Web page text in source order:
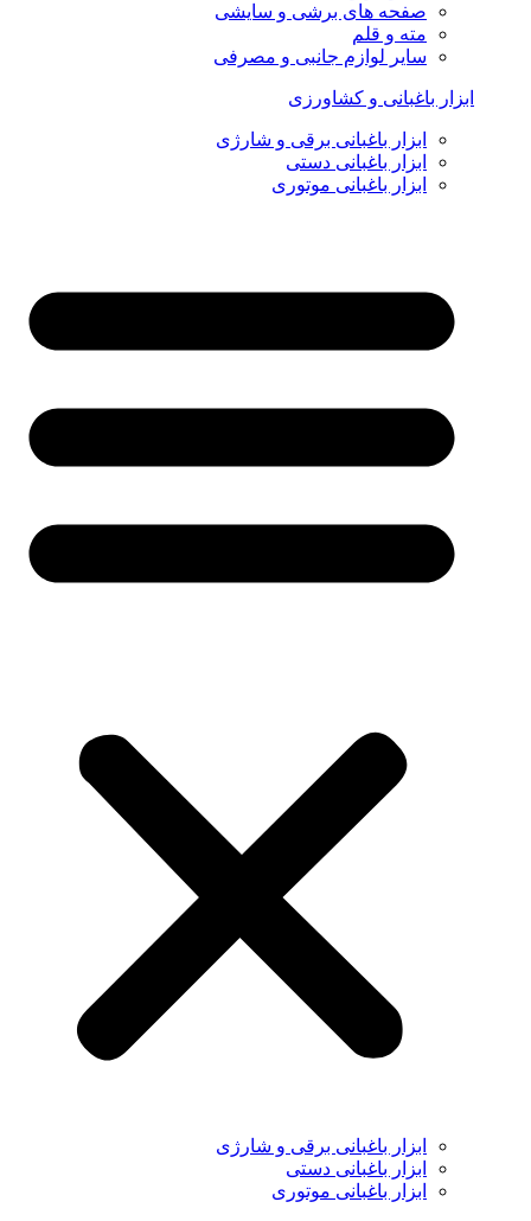
صفحه های برشی و سایشی
مته و قلم
سایر لوازم جانبی و مصرفی
ابزار باغبانی و کشاورزی
ابزار باغبانی برقی و شارژی
ابزار باغبانی دستی
ابزار باغبانی موتوری
ابزار باغبانی برقی و شارژی
ابزار باغبانی دستی
ابزار باغبانی موتوری